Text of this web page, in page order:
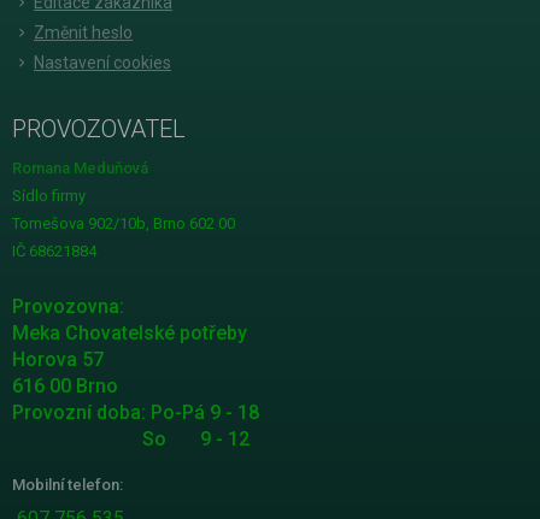
Změnit heslo
Nastavení cookies
PROVOZOVATEL
Romana Meduňová
Sídlo firmy
Tomešova 902/10b, Brno 602 00
IČ 68621884
Provozovna:
Meka Chovatelské potřeby
Horova 57
616 00 Brno
Provozní doba: Po-Pá 9 - 18
So 9 - 12
Mobilní telefon: